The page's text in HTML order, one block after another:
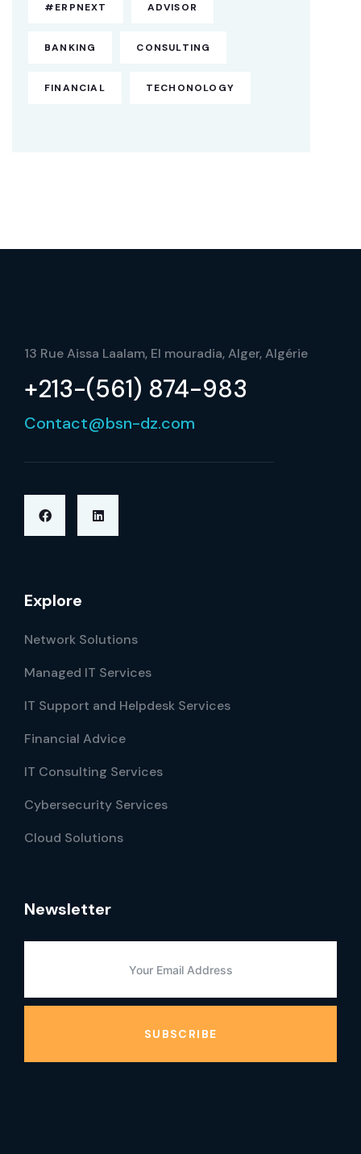
#ERPNEXT ADVISOR
BANKING CONSULTING
FINANCIAL TECHONOLOGY
13 Rue Aissa Laalam, El mouradia, Alger, Algérie
+213-(561) 874-983
Contact@bsn-dz.com
Explore
Network Solutions
Managed IT Services
IT Support and Helpdesk Services
Financial Advice
IT Consulting Services
Cybersecurity Services
Cloud Solutions
Newsletter
SUBSCRIBE